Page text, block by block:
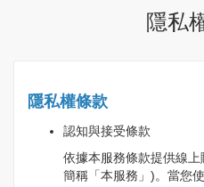
隱私
隱私權條款
認知與接受條款
依據本服務條款提供線
簡稱「本服務」)。當您